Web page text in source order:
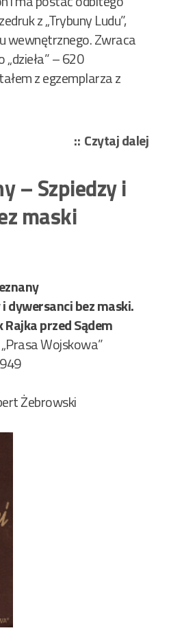
z „Trybuny Ludu”,
wewnętrznego. Zwraca
– 620
z egzemplarza z
Czytaj dalej
– Szpiedzy i
maski
i dywersanci bez maski.
przed Sądem
Wojskowa”
Żebrowski